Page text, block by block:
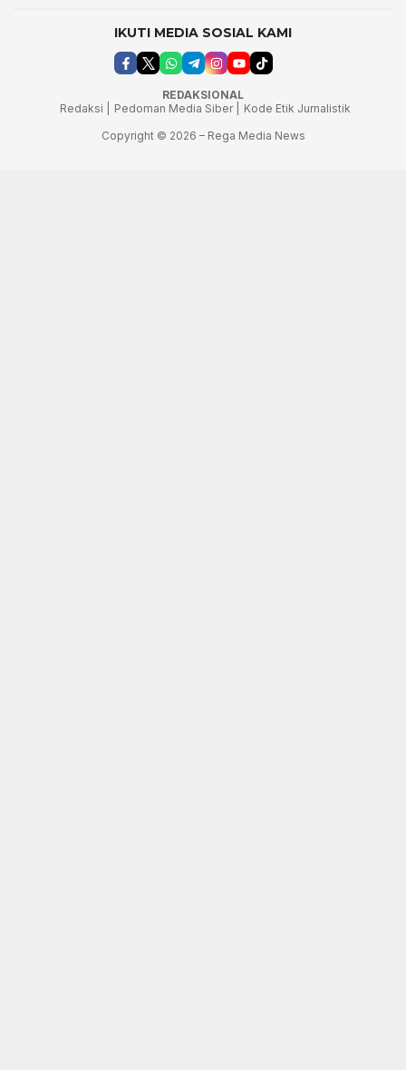
IKUTI MEDIA SOSIAL KAMI
REDAKSIONAL
Redaksi |
Pedoman Media Siber |
Kode Etik Jurnalistik
Copyright © 2026 – Rega Media News